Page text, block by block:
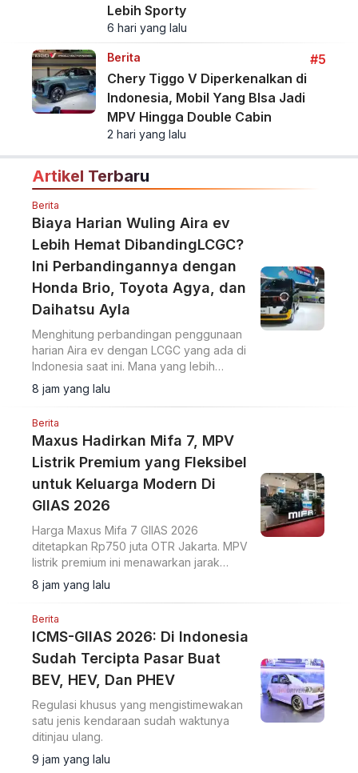
Lebih Sporty
6 hari yang lalu
Berita
#5
Chery Tiggo V Diperkenalkan di
Indonesia, Mobil Yang BIsa Jadi
MPV Hingga Double Cabin
2 hari yang lalu
Artikel Terbaru
Berita
Biaya Harian Wuling Aira ev
Lebih Hemat DibandingLCGC?
Ini Perbandingannya dengan
Honda Brio, Toyota Agya, dan
Daihatsu Ayla
Menghitung perbandingan penggunaan
harian Aira ev dengan LCGC yang ada di
Indonesia saat ini. Mana yang lebih
hemat?
8 jam yang lalu
Berita
Maxus Hadirkan Mifa 7, MPV
Listrik Premium yang Fleksibel
untuk Keluarga Modern Di
GIIAS 2026
Harga Maxus Mifa 7 GIIAS 2026
ditetapkan Rp750 juta OTR Jakarta. MPV
listrik premium ini menawarkan jarak
tempuh 570 km dan ADAS Level 2+.
8 jam yang lalu
Berita
ICMS-GIIAS 2026: Di Indonesia
Sudah Tercipta Pasar Buat
BEV, HEV, Dan PHEV
Regulasi khusus yang mengistimewakan
satu jenis kendaraan sudah waktunya
ditinjau ulang.
9 jam yang lalu